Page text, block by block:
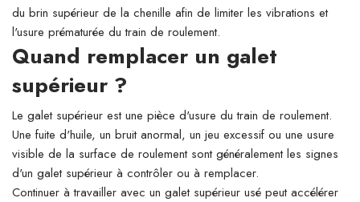
du brin supérieur de la chenille afin de limiter les vibrations et
l'usure prématurée du train de roulement.
Quand remplacer un galet
supérieur ?
Le galet supérieur est une pièce d'usure du train de roulement.
Une fuite d'huile, un bruit anormal, un jeu excessif ou une usure
visible de la surface de roulement sont généralement les signes
d'un galet supérieur à contrôler ou à remplacer.
Continuer à travailler avec un galet supérieur usé peut accélérer